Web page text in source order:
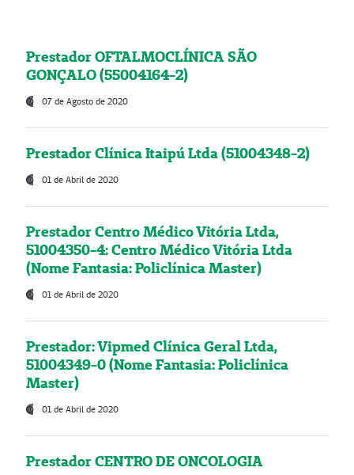
Prestador OFTALMOCLÍNICA SÃO
GONÇALO (55004164-2)
07 de Agosto de 2020
Prestador Clínica Itaipú Ltda (51004348-2)
01 de Abril de 2020
Prestador Centro Médico Vitória Ltda,
51004350-4: Centro Médico Vitória Ltda
(Nome Fantasia: Policlínica Master)
01 de Abril de 2020
Prestador: Vipmed Clínica Geral Ltda,
51004349-0 (Nome Fantasia: Policlínica
Master)
01 de Abril de 2020
Prestador CENTRO DE ONCOLOGIA